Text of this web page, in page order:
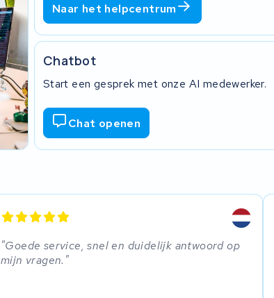
Naar het helpcentrum
Chatbot
Start een gesprek met onze AI medewerker.
Chat openen
Goede service, snel en duidelijk antwoord op
mijn vragen.